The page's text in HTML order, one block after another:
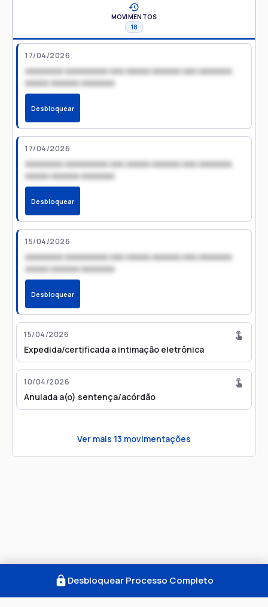
MOVIMENTOS
18
17/04/2026
xxxxxxxx xxxxxxxxx xxx xxxxx xxxxxx xxx xxxxxxx
xxxxx xxxxxx xxxxxxx
Desbloquear
17/04/2026
xxxxxxxx xxxxxxxxx xxx xxxxx xxxxxx xxx xxxxxxx
xxxxx xxxxxx xxxxxxx
Desbloquear
15/04/2026
xxxxxxxx xxxxxxxxx xxx xxxxx xxxxxx xxx xxxxxxx
xxxxx xxxxxx xxxxxxx
Desbloquear
15/04/2026
Expedida/certificada a intimação eletrônica
10/04/2026
Anulada a(o) sentença/acórdão
Ver mais 13 movimentações
Desbloquear Processo Completo